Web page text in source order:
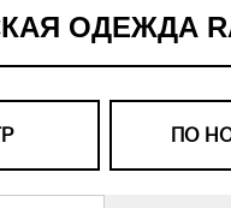
ОДЕЖДА
ПО